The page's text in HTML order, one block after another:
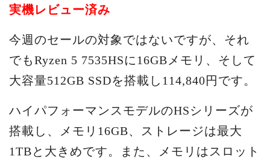
実機レビュー済み
今週のセールの対象ではないですが、それ
でもRyzen 5 7535HSに16GBメモリ、そして
大容量512GB SSDを搭載し114,840円です。
ハイパフォーマンスモデルのHSシリーズが
搭載し、メモリ16GB、ストレージは最大
1TBと大きめです。また、メモリはスロット